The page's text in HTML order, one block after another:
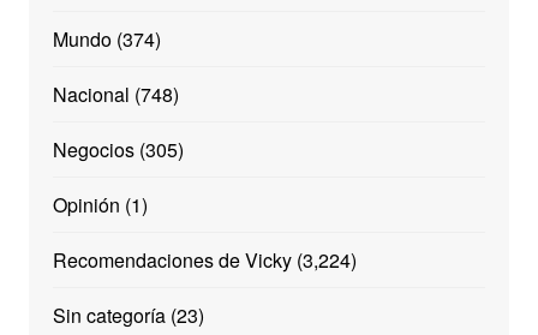
Mundo(374)
Nacional (748)
Negocios(305)
Opinión (1)
Recomendaciones de Vicky(3,224)
Sin categoría(23)